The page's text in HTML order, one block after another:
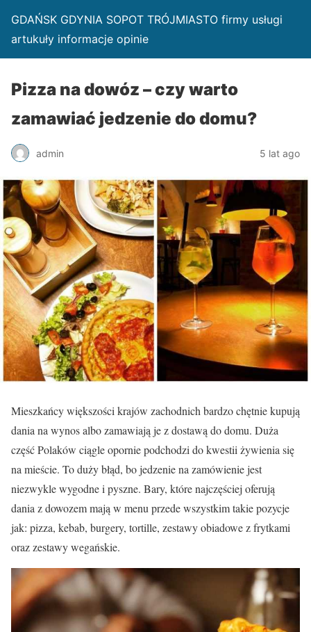
GDAŃSK GDYNIA SOPOT TRÓJMIASTO firmy usługi
artukuły informacje opinie
Pizza na dowóz – czy warto
zamawiać jedzenie do domu?
admin 5 lat ago
Mieszkańcy większości krajów zachodnich bardzo chętnie kupują
dania na wynos albo zamawiają je z dostawą do domu. Duża
część Polaków ciągle opornie podchodzi do kwestii żywienia się
na mieście. To duży błąd, bo jedzenie na zamówienie jest
niezwykle wygodne i pyszne. Bary, które najczęściej oferują
dania z dowozem mają w menu przede wszystkim takie pozycje
jak: pizza, kebab, burgery, tortille, zestawy obiadowe z frytkami
oraz zestawy wegańskie.